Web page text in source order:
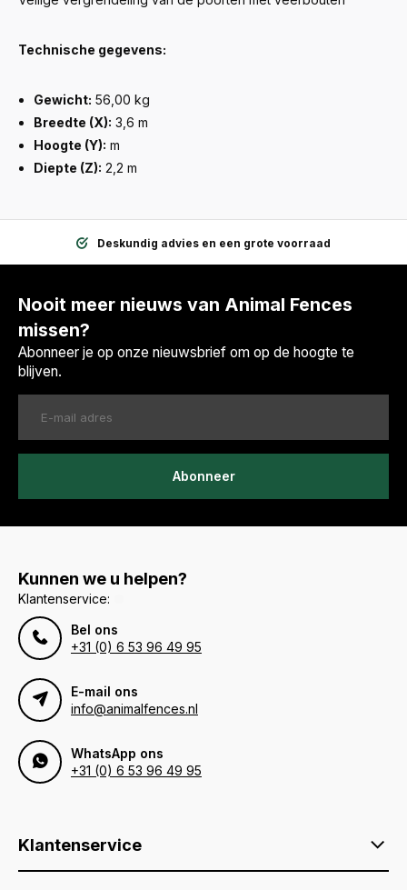
Technische gegevens:
Gewicht: 56,00 kg
Breedte (X): 3,6 m
Hoogte (Y): m
Diepte (Z): 2,2 m
Deskundig advies en een grote voorraad
Nooit meer nieuws van Animal Fences
missen?
Abonneer je op onze nieuwsbrief om op de hoogte te
blijven.
Abonneer
Kunnen we u helpen?
Klantenservice:
Bel ons
+31 (0) 6 53 96 49 95
E-mail ons
info@animalfences.nl
WhatsApp ons
+31 (0) 6 53 96 49 95
Klantenservice